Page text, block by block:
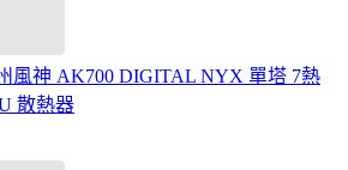
風神 AK700 DIGITAL NYX 單塔 7熱
散熱器